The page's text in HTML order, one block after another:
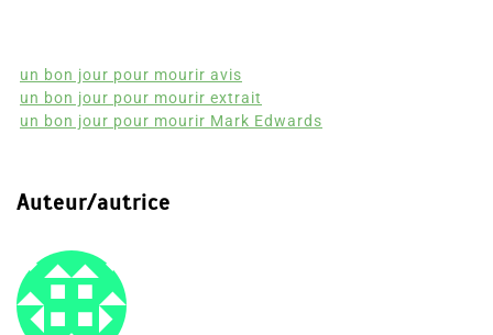
un bon jour pour mourir avis
un bon jour pour mourir extrait
un bon jour pour mourir Mark Edwards
Auteur/autrice